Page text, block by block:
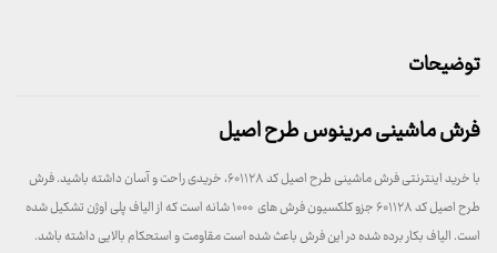
توضیحات
فرش ماشینی مرینوس طرح اصیل
با خرید اینترنتی فرش ماشینی طرح اصیل کد ۶۰۱۱۲۸، خریدی راحت و آسان داشته باشید. فرش
طرح اصیل کد ۶۰۱۱۲۸ جزو کلکسیون فرش های ۱۰۰۰ شانه است که از الیاف پلی اوژن تشکیل شده
است. الیاف بکار برده شده در این فرش باعث شده است مقاومت و استحکام بالایی داشته باشد.